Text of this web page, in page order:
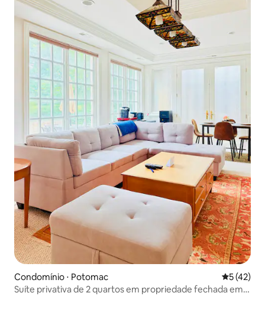
Condomínio ⋅ Potomac 5 de uma
5 (42)
Suíte privativa de 2 quartos em propriedade fechada em